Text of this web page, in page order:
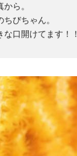
ら。
びちゃん。
口開けてます！！